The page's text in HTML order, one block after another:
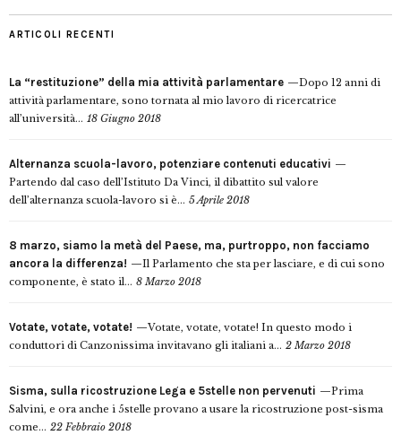
ARTICOLI RECENTI
La “restituzione” della mia attività parlamentare
Dopo 12 anni di
attività parlamentare, sono tornata al mio lavoro di ricercatrice
all’università... 18 Giugno 2018
Alternanza scuola-lavoro, potenziare contenuti educativi
Partendo dal caso dell’Istituto Da Vinci, il dibattito sul valore
dell’alternanza scuola-lavoro si è... 5 Aprile 2018
8 marzo, siamo la metà del Paese, ma, purtroppo, non facciamo
ancora la differenza!
Il Parlamento che sta per lasciare, e di cui sono
componente, è stato il... 8 Marzo 2018
Votate, votate, votate!
Votate, votate, votate! In questo modo i
conduttori di Canzonissima invitavano gli italiani a... 2 Marzo 2018
Sisma, sulla ricostruzione Lega e 5stelle non pervenuti
Prima
Salvini, e ora anche i 5stelle provano a usare la ricostruzione post-sisma
come... 22 Febbraio 2018